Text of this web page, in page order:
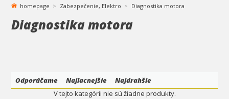
homepage Zabezpečenie, Elektro Diagnostika motora
Diagnostika motora
Odporúčame Najlacnejšie
Najdrahšie
V tejto kategórii nie sú žiadne produkty.